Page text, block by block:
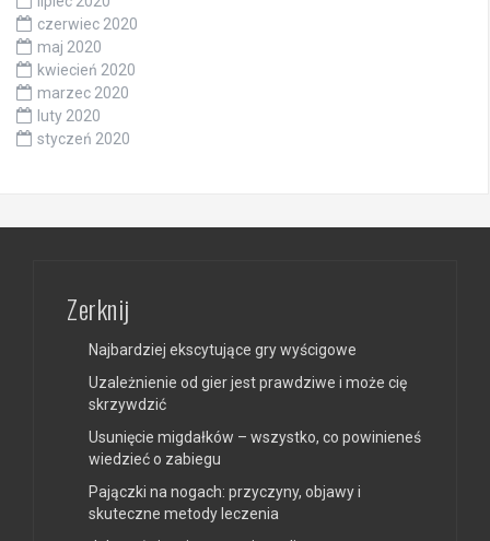
czerwiec 2020
maj 2020
kwiecień 2020
marzec 2020
luty 2020
styczeń 2020
Zerknij
Najbardziej ekscytujące gry wyścigowe
Uzależnienie od gier jest prawdziwe i może cię
skrzywdzić
Usunięcie migdałków – wszystko, co powinieneś
wiedzieć o zabiegu
Pajączki na nogach: przyczyny, objawy i
skuteczne metody leczenia